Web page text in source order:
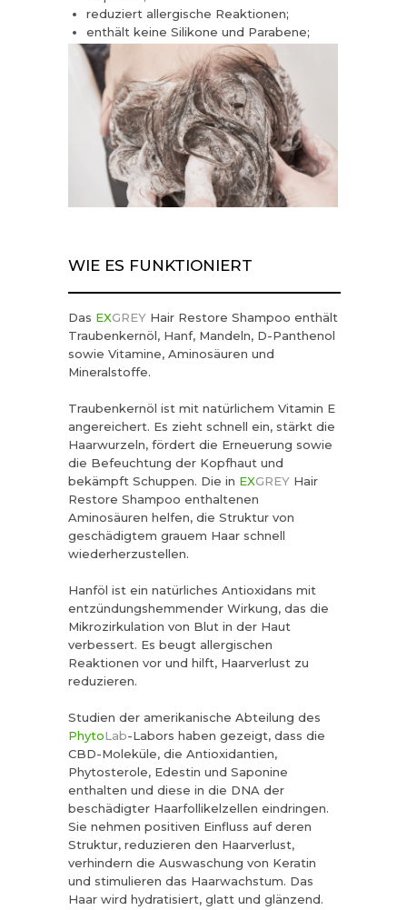
reduziert allergische Reaktionen;
enthält keine Silikone und Parabene;
verursacht keine Allergien;
sicher und einfach in der Anwendung;
die 100ml Travel Flasche ermöglicht es
Ihnen, die Lotion auf jeder Reise ins
Flugzeug zu nehmen.
WIE ES FUNKTIONIERT
Das EXGREY Hair Restore Shampoo enthält
Traubenkernöl, Hanf, Mandeln, D-Panthenol
sowie Vitamine, Aminosäuren und
Mineralstoffe.
Traubenkernöl ist mit natürlichem Vitamin E
angereichert. Es zieht schnell ein, stärkt die
Haarwurzeln, fördert die Erneuerung sowie
die Befeuchtung der Kopfhaut und
bekämpft Schuppen. Die in EXGREY Hair
Restore Shampoo enthaltenen
Aminosäuren helfen, die Struktur von
geschädigtem grauem Haar schnell
wiederherzustellen.
Hanföl ist ein natürliches Antioxidans mit
entzündungshemmender Wirkung, das die
Mikrozirkulation von Blut in der Haut
verbessert. Es beugt allergischen
Reaktionen vor und hilft, Haarverlust zu
reduzieren.
Studien der amerikanische Abteilung des
PhytoLab-Labors haben gezeigt, dass die
CBD-Moleküle, die Antioxidantien,
Phytosterole, Edestin und Saponine
enthalten und diese in die DNA der
beschädigter Haarfollikelzellen eindringen.
Sie nehmen positiven Einfluss auf deren
Struktur, reduzieren den Haarverlust,
verhindern die Auswaschung von Keratin
und stimulieren das Haarwachstum. Das
Haar wird hydratisiert, glatt und glänzend.